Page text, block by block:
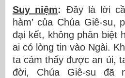
Suy niệm: Đây l àl ời cầ
hàm’của Chúa Giê-su,
đại kết, không phân biệt
ai có lòng tin vào Ngài.
ta cảm thấyđược an ủi,
đời, Chúa Giê-su đã